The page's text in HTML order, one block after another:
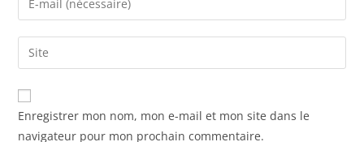
Enregistrer mon nom, mon e-mail et mon site dans le
navigateur pour mon prochain commentaire.